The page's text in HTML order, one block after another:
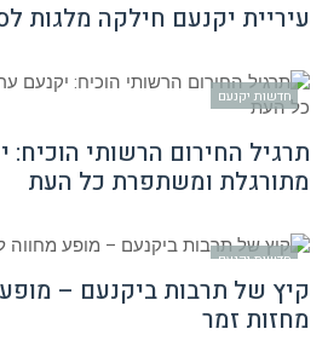
עיריית יקנעם חילקה מלגות
חדשות יקנעם
תרגיל החירום הרשותי הוכיח:
מתורגלת ומשתפרת כל העת
חדשות יקנעם
מחזות זמר